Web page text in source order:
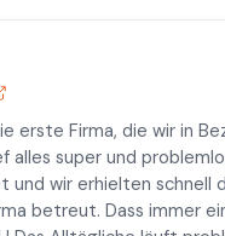
erste Firma, die wir in
super und
und wir erhielten schnell
betreut. Dass immer